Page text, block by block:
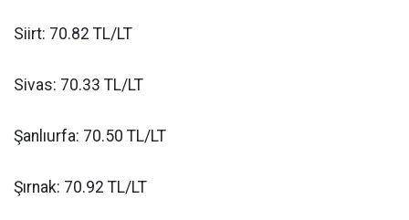
Siirt: 70.82 TL/LT
Sivas: 70.33 TL/LT
Şanlıurfa: 70.50 TL/LT
Şırnak: 70.92 TL/LT